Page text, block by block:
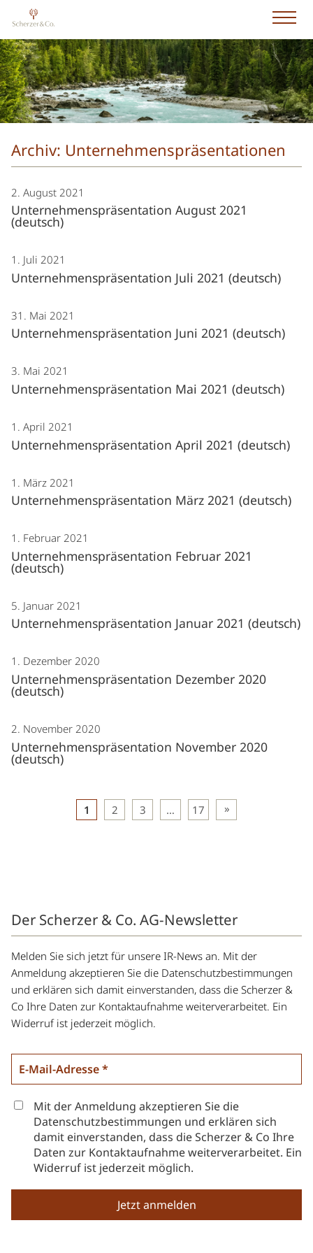
Archiv: Unternehmenspräsentationen
2. August 2021
Unternehmenspräsentation August 2021
(deutsch)
1. Juli 2021
Unternehmenspräsentation Juli 2021 (deutsch)
31. Mai 2021
Unternehmenspräsentation Juni 2021 (deutsch)
3. Mai 2021
Unternehmenspräsentation Mai 2021 (deutsch)
1. April 2021
Unternehmenspräsentation April 2021 (deutsch)
1. März 2021
Unternehmenspräsentation März 2021 (deutsch)
1. Februar 2021
Unternehmenspräsentation Februar 2021
(deutsch)
5. Januar 2021
Unternehmenspräsentation Januar 2021 (deutsch)
1. Dezember 2020
Unternehmenspräsentation Dezember 2020
(deutsch)
2. November 2020
Unternehmenspräsentation November 2020
(deutsch)
Beitragsnavigation
1 2 3 … 17
Der Scherzer & Co. AG-Newsletter
Melden Sie sich jetzt für unsere IR-News an. Mit der
Anmeldung akzeptieren Sie die Datenschutzbestimmungen
und erklären sich damit einverstanden, dass die Scherzer &
Co Ihre Daten zur Kontaktaufnahme weiterverarbeitet. Ein
Widerruf ist jederzeit möglich.
Mit der Anmeldung akzeptieren Sie die
Datenschutzbestimmungen und erklären sich
damit einverstanden, dass die Scherzer & Co Ihre
Daten zur Kontaktaufnahme weiterverarbeitet. Ein
Widerruf ist jederzeit möglich.